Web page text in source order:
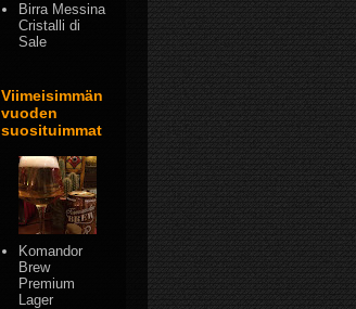
Birra Messina
Cristalli di
Sale
Viimeisimmän
vuoden
suosituimmat
Komandor
Brew
Premium
Lager